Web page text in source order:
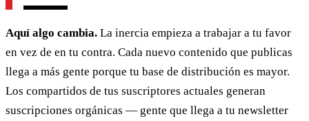
Aquí algo cambia. La inercia empieza a trabajar a tu favor
en vez de en tu contra. Cada nuevo contenido que publicas
llega a más gente porque tu base de distribución es mayor.
Los compartidos de tus suscriptores actuales generan
suscripciones orgánicas — gente que llega a tu newsletter